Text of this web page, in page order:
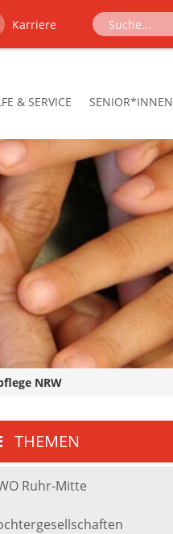
Karriere
& SERVICE SENIOR*INNEN
NRW
THEMEN
Ruhr-Mitte